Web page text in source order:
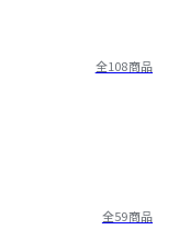
全108商品
全59商品